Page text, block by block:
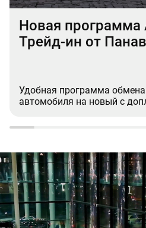
Новая программа
Трейд-ин от
Удобная программа обмена
автомобиля на новый с